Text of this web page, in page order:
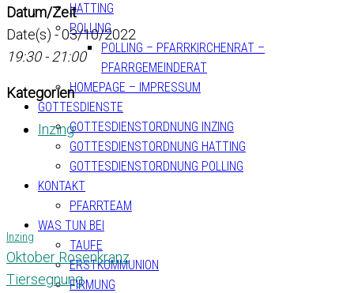
HATTING
POLLING
POLLING – PFARRKIRCHENRAT –
PFARRGEMEINDERAT
HOMEPAGE – IMPRESSUM
GOTTESDIENSTE
GOTTESDIENSTORDNUNG INZING
GOTTESDIENSTORDNUNG HATTING
GOTTESDIENSTORDNUNG POLLING
KONTAKT
PFARRTEAM
WAS TUN BEI
TAUFE
ERSTKOMMUNION
FIRMUNG
Datum/Zeit
Date(s) - 03/10/2022
19:30 - 21:00
Kategorien
Inzing
Inzing
Oktober Rosenkranz
Tiersegnung